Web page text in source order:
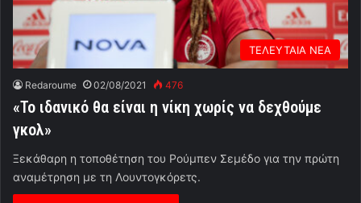
ΤΕΛΕΥΤΑΙΑ ΝΕΑ
Redaroume 02/08/2021 476
«Το ιδανικό θα είναι η νίκη χωρίς να δεχθούμε
γκολ»
Ξεκάθαρη η τοποθέτηση του Ρούμπεν Σεμέδο για την πρώτη
αναμέτρηση με τη Λουντογκόρετς.